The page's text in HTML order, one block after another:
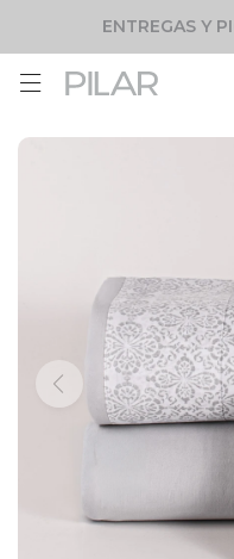
ENTREGAS Y
